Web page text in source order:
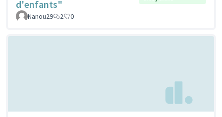
d'enfants"
Nanou29 2 0